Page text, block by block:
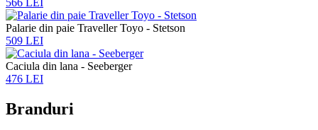
566 LEI
Palarie din paie Traveller Toyo - Stetson
509 LEI
Caciula din lana - Seeberger
476 LEI
Branduri